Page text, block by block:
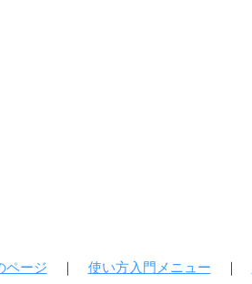
ページ ｜ 使い方入門メニュー ｜